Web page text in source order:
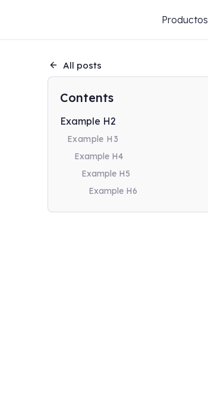
Productos
All posts
Contents
Example H2
Example H3
Example H4
Example H5
Example H6